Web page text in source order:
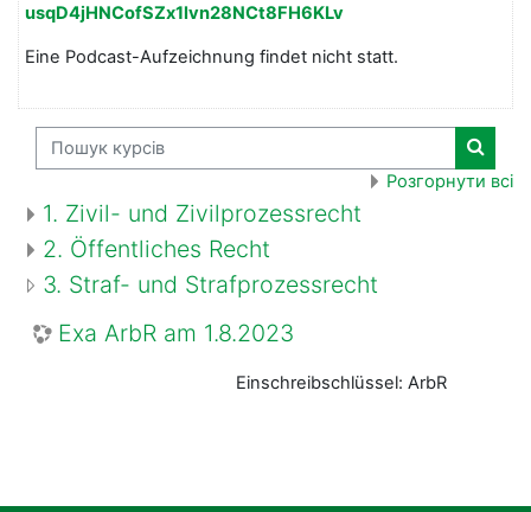
usqD4jHNCofSZx1lvn28NCt8FH6KLv
Eine Podcast-Aufzeichnung findet nicht statt.
Пошук курсів
Пошук
Розгорнути всі
1. Zivil- und Zivilprozessrecht
2. Öffentliches Recht
3. Straf- und Strafprozessrecht
Exa ArbR am 1.8.2023
Einschreibschlüssel: ArbR